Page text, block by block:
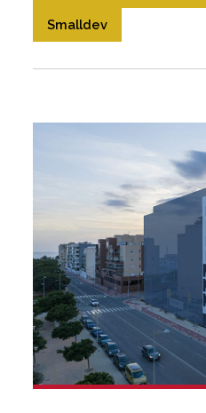
Smalldev